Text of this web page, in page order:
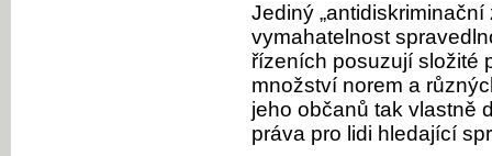
Jediný
vymahatelnost
řízeních posuzují složité
množství norem a
jeho občanů tak vlastně
práva pro lidi hledající